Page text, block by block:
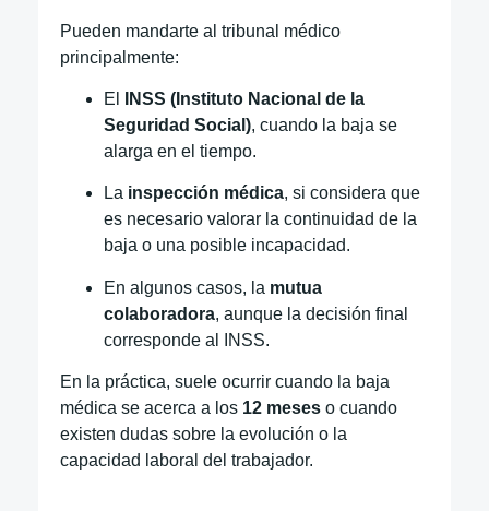
Pueden mandarte al tribunal médico
principalmente:
El
INSS (Instituto Nacional de la
Seguridad Social), cuando la baja se
alarga en el tiempo.
La inspección médica, si considera que
es necesario valorar la continuidad de la
baja o una posible incapacidad.
En algunos casos, la mutua
colaboradora, aunque la decisión final
corresponde al INSS.
En la práctica, suele ocurrir cuando la baja
médica se acerca a los 12 meses o cuando
existen dudas sobre la evolución o la
capacidad laboral del trabajador.